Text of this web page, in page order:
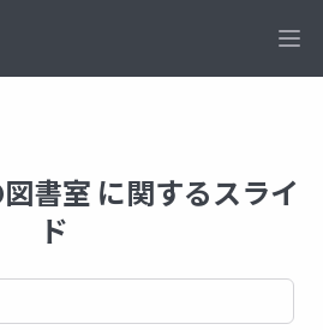
書室 に関するスライ
ド